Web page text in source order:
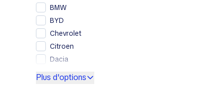
BMW
BYD
Chevrolet
Citroen
Dacia
Plus d'options